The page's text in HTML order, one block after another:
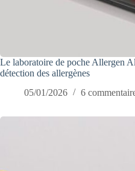
Le laboratoire de poche Allergen
détection des allergènes
05/01/2026
6